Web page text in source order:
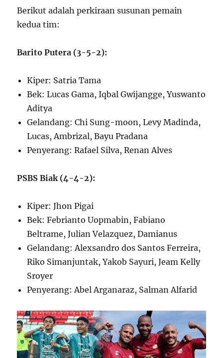
Berikut adalah perkiraan susunan pemain
kedua tim:
Barito Putera (3-5-2):
Kiper: Satria Tama
Bek: Lucas Gama, Iqbal Gwijangge, Yuswanto
Aditya
Gelandang: Chi Sung-moon, Levy Madinda,
Lucas, Ambrizal, Bayu Pradana
Penyerang: Rafael Silva, Renan Alves
PSBS Biak (4-4-2):
Kiper: Jhon Pigai
Bek: Febrianto Uopmabin, Fabiano
Beltrame, Julian Velazquez, Damianus
Gelandang: Alexsandro dos Santos Ferreira,
Riko Simanjuntak, Yakob Sayuri, Jeam Kelly
Sroyer
Penyerang: Abel Arganaraz, Salman Alfarid